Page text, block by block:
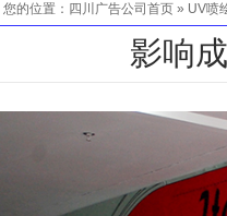
您的位置： 四川广告公司 首页 » UV喷
影响